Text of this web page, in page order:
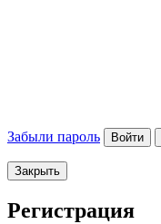
Забыли пароль Войти
Закрыть
Регистрация